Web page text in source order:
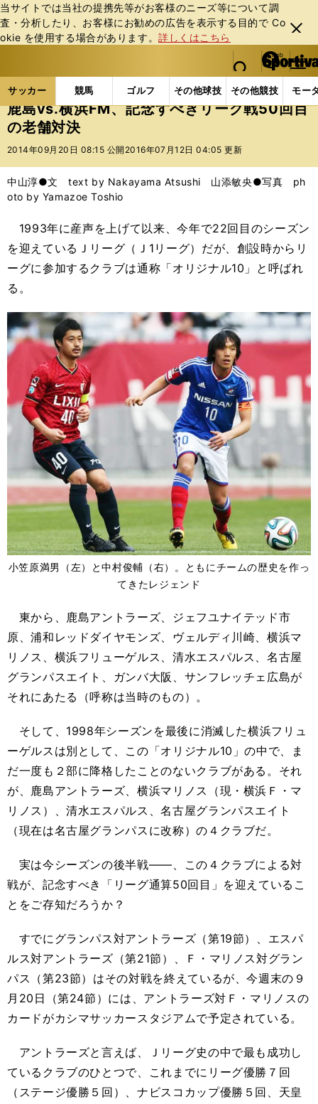
当サイトでは当社の提携先等がお客様のニーズ等について調
査・分析したり、お客様にお勧めの広告を表⽰する⽬的で Co
okie を使⽤する場合があります。詳しくはこちら
閉じ
る
web Sportiva (webスポルティーバ)
検索
マイペ
ー
ジ
メニュ
サッカー 競馬 ゴルフ その他球技 その他競技 モー
ス
ポ
ル
バ
サッカーの記事一覧 Jリーグ他 Jリーグ 鹿島vs.
鹿島vs.横浜FM、記念すべきリーグ戦50回目
の老舗対決
2014年09月20日 08:15 公開 2016年07月12日 04:05 更新
中山淳●文 text by Nakayama Atsushi 山添敏央●写真 ph
oto by Yamazoe Toshio
1993年に産声を上げて以来、今年で22回目のシーズン
を迎えているＪリーグ（Ｊ1リーグ）だが、創設時からリ
ーグに参加するクラブは通称「オリジナル10」と呼ばれ
る。
小笠原満男（左）と中村俊輔（右）。ともにチームの歴史を作っ
てきたレジェンド
東から、鹿島アントラーズ、ジェフユナイテッド市
原、浦和レッドダイヤモンズ、ヴェルディ川崎、横浜マ
リノス、横浜フリューゲルス、清水エスパルス、名古屋
グランパスエイト、ガンバ大阪、サンフレッチェ広島が
それにあたる（呼称は当時のもの）。
そして、1998年シーズンを最後に消滅した横浜フリュ
ーゲルスは別として、この「オリジナル10」の中で、ま
だ一度も２部に降格したことのないクラブがある。それ
が、鹿島アントラーズ、横浜マリノス（現・横浜Ｆ・マ
リノス）、清水エスパルス、名古屋グランパスエイト
（現在は名古屋グランパスに改称）の４クラブだ。
実は今シーズンの後半戦――、この４クラブによる対
戦が、記念すべき「リーグ通算50回目」を迎えているこ
とをご存知だろうか？
すでにグランパス対アントラーズ（第19節）、エスパ
ルス対アントラーズ（第21節）、Ｆ・マリノス対グラン
パス（第23節）はその対戦を終えているが、今週末の９
月20日（第24節）には、アントラーズ対Ｆ・マリノスの
カードがカシマサッカースタジアムで予定されている。
アントラーズと言えば、Ｊリーグ史の中で最も成功し
ているクラブのひとつで、これまでにリーグ優勝７回
（ステージ優勝５回）、ナビスコカップ優勝５回、天皇